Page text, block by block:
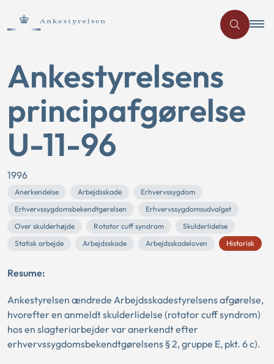
Ankestyrelsens
principafgørelse
U-11-96
1996
Anerkendelse Arbejdsskade
Erhvervssygdom
Erhvervssygdomsbekendtgørelsen
Erhvervssygdomsudvalget
Over skulderhøjde
Rotator cuff syndrom
Skulderlidelse
Statisk arbejde
Arbejdsskade Arbejdsskadeloven Historisk
Resume:
Ankestyrelsen ændrede Arbejdsskadestyrelsens afgørelse,
hvorefter en anmeldt skulderlidelse (rotator cuff syndrom)
hos en slagteriarbejder var anerkendt efter
erhvervssygdomsbekendtgørelsens § 2, gruppe E, pkt. 6 c).